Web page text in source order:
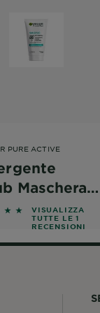
PURE ACTIVE
Maschera
Brufoli 3 in 1
5 stars based
VISUALIZZA
TUTTE LE 1
RECENSIONI